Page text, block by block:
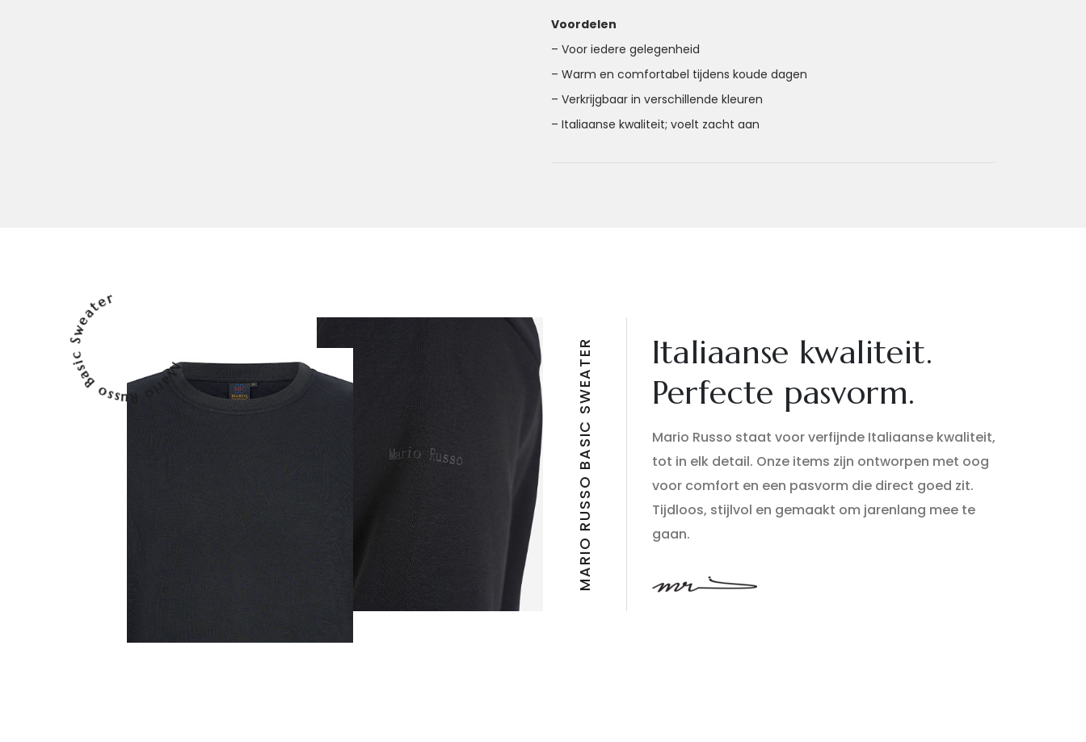
Voordelen
– Voor iedere gelegenheid
– Warm en comfortabel tijdens koude dagen
– Verkrijgbaar in verschillende kleuren
– Italiaanse kwaliteit; voelt zacht aan
Mario Russo Basic Sweater MARIO RUSSO BASIC SWEATER
Italiaanse kwaliteit.
Perfecte pasvorm.
Mario Russo staat voor verfijnde Italiaanse kwaliteit,
tot in elk detail. Onze items zijn ontworpen met oog
voor comfort en een pasvorm die direct goed zit.
Tijdloos, stijlvol en gemaakt om jarenlang mee te
gaan.